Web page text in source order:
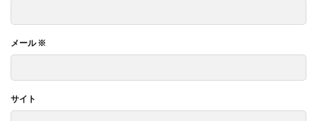
メール※
サイト